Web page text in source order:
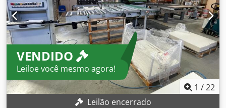
independentes para perfuração horizontal na direção "X e
Y" (em cima + em baixo) Sistema de descarga automática
com transferência por correia motorizada
VENDIDO
Leiloe você mesmo agora!
1 /22
Leilão encerrado